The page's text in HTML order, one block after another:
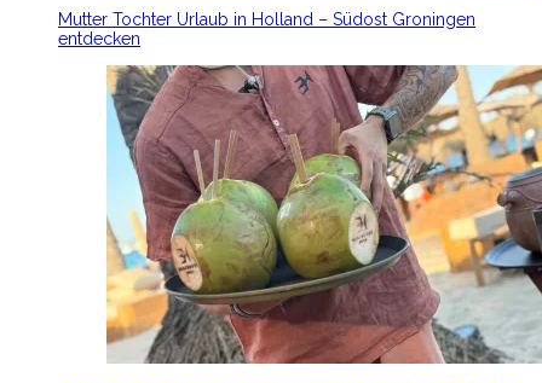
Mutter Tochter Urlaub in Holland – Südost Groningen
entdecken